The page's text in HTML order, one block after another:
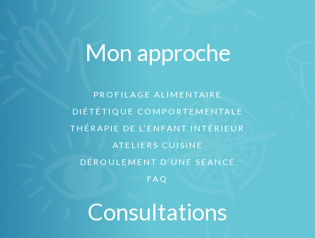
Mon approche
PROFILAGE ALIMENTAIRE
DIÉTÉTIQUE COMPORTEMENTALE
THÉRAPIE DE L’ENFANT INTÉRIEUR
ATELIERS CUISINE
DÉROULEMENT D’UNE SÉANCE
FAQ
Consultations